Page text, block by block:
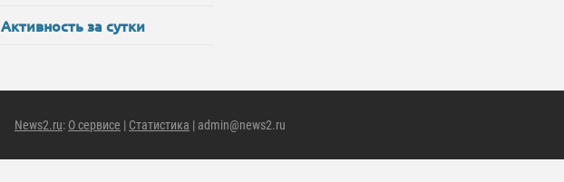
Активность за сутки
News2.ru: О сервисе | Статистика | admin@news2.ru